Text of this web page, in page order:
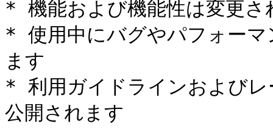
* 機能および機能性は変更さ
* 使用中にバグやパフォーマ
ます
* 利用ガイドラインおよびレ
公開されます